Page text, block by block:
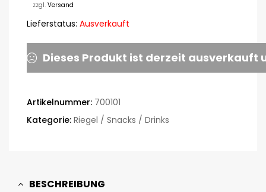
zzgl. Versand
Lieferstatus: Ausverkauft
Dieses Produkt ist derzeit ausverkauft
Artikelnummer: 700101
Kategorie: Riegel / Snacks / Drinks
BESCHREIBUNG